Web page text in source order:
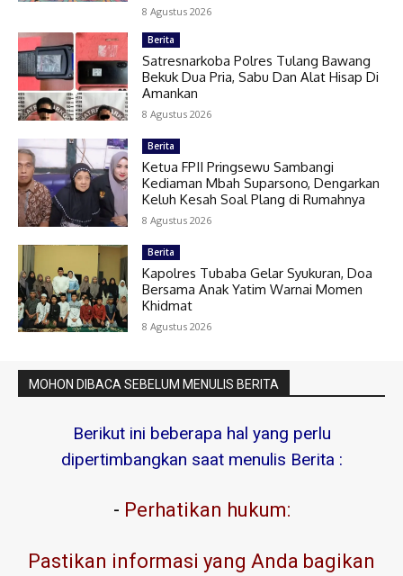
8 Agustus 2026
Berita
Satresnarkoba Polres Tulang Bawang
Bekuk Dua Pria, Sabu Dan Alat Hisap Di
Amankan
8 Agustus 2026
Berita
Ketua FPII Pringsewu Sambangi
Kediaman Mbah Suparsono, Dengarkan
Keluh Kesah Soal Plang di Rumahnya
8 Agustus 2026
Berita
Kapolres Tubaba Gelar Syukuran, Doa
Bersama Anak Yatim Warnai Momen
Khidmat
8 Agustus 2026
MOHON DIBACA SEBELUM MENULIS BERITA
Berikut ini beberapa hal yang perlu
dipertimbangkan saat menulis Berita :
- Perhatikan hukum:
Pastikan informasi yang Anda bagikan